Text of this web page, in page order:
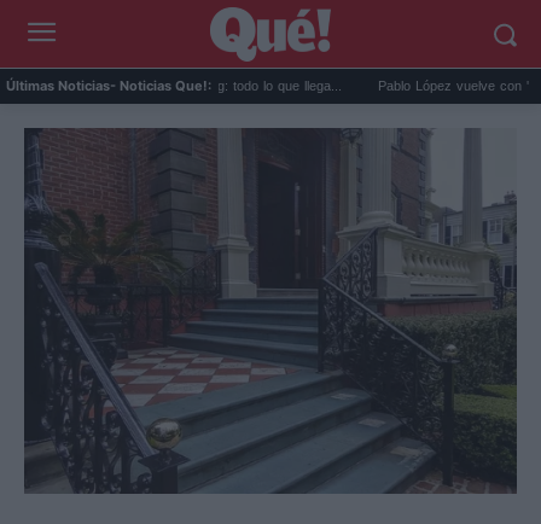
Últimas Noticias- Noticias Que!:
de agosto en streaming: todo lo que llega... Pablo López vuelve con 'El